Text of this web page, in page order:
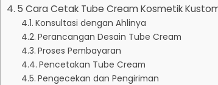
5 Cara Cetak Tube Cream Kosmetik
Konsultasi dengan Ahlinya
Perancangan Desain Tube Cream
Proses Pembayaran
Pencetakan Tube Cream
Pengecekan dan Pengiriman